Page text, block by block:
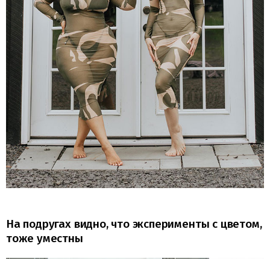
На подругах видно, что эксперименты с цветом,
тоже уместны